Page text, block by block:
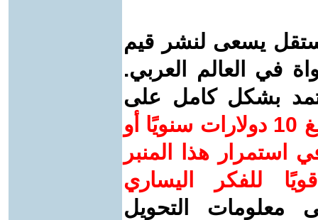
يسعى لنشر قيم
في العالم العربي.
بشكل كامل على
ساهم/ي معنا! بدعمكم بمبلغ 10 دولارات سنويًا أو
استمرار هذا المنبر
للفكر اليساري
معلومات التحويل